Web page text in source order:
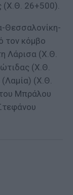
(Χ.Θ. 26+500).
Θεσσαλονίκη-
τον κόμβο
Λάρισα (Χ.Θ.
(Χ.Θ.
(Λαμία) (Χ.Θ.
Μπράλου